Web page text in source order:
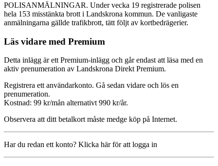
POLISANMÄLNINGAR. Under vecka 19 registrerade polisen
hela 153 misstänkta brott i Landskrona kommun. De vanligaste
anmälningarna gällde trafikbrott, tätt följt av kortbedrägerier.
Läs vidare med Premium
Detta inlägg är ett Premium-inlägg och går endast att läsa med en
aktiv prenumeration av Landskrona Direkt Premium.
Registrera ett användarkonto. Gå sedan vidare och lös en
prenumeration.
Kostnad: 99 kr/mån alternativt 990 kr/år.
Observera att ditt betalkort måste medge köp på Internet.
Har du redan ett konto? Klicka här för att logga in